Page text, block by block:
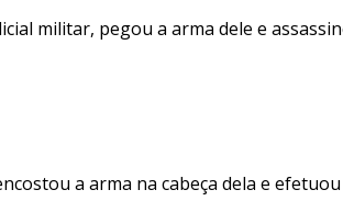
militar, pegou a arma dele e
a arma na cabeça dela e